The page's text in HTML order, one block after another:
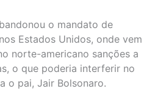
o mandato de
Estados Unidos, onde vem
norte-americano sanções a
o que poderia interferir no
o pai, Jair Bolsonaro.